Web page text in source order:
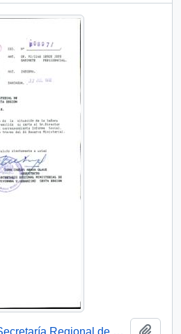
[Órden N° 0897 de la Secretaría Regional de Vivienda y Urbanismo]